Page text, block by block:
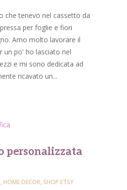
che tenevo nel cassetto da
per foglie e fiori
Amo molto lavorare il
un po' ho lasciato nel
e mi sono dedicata ad
ricavato un...
personalizzata
,HOME DECOR,SHOP ETSY